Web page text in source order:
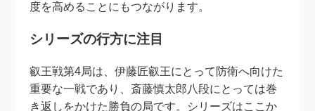
度を高めることにもつながります。
シリーズの行方に注目
叡王戦第4局は、伊藤匠叡王にとって防衛へ向けた
重要な一戦であり、斎藤慎太郎八段にとっては巻
き返しをかけた勝負の局です。シリーズはここか